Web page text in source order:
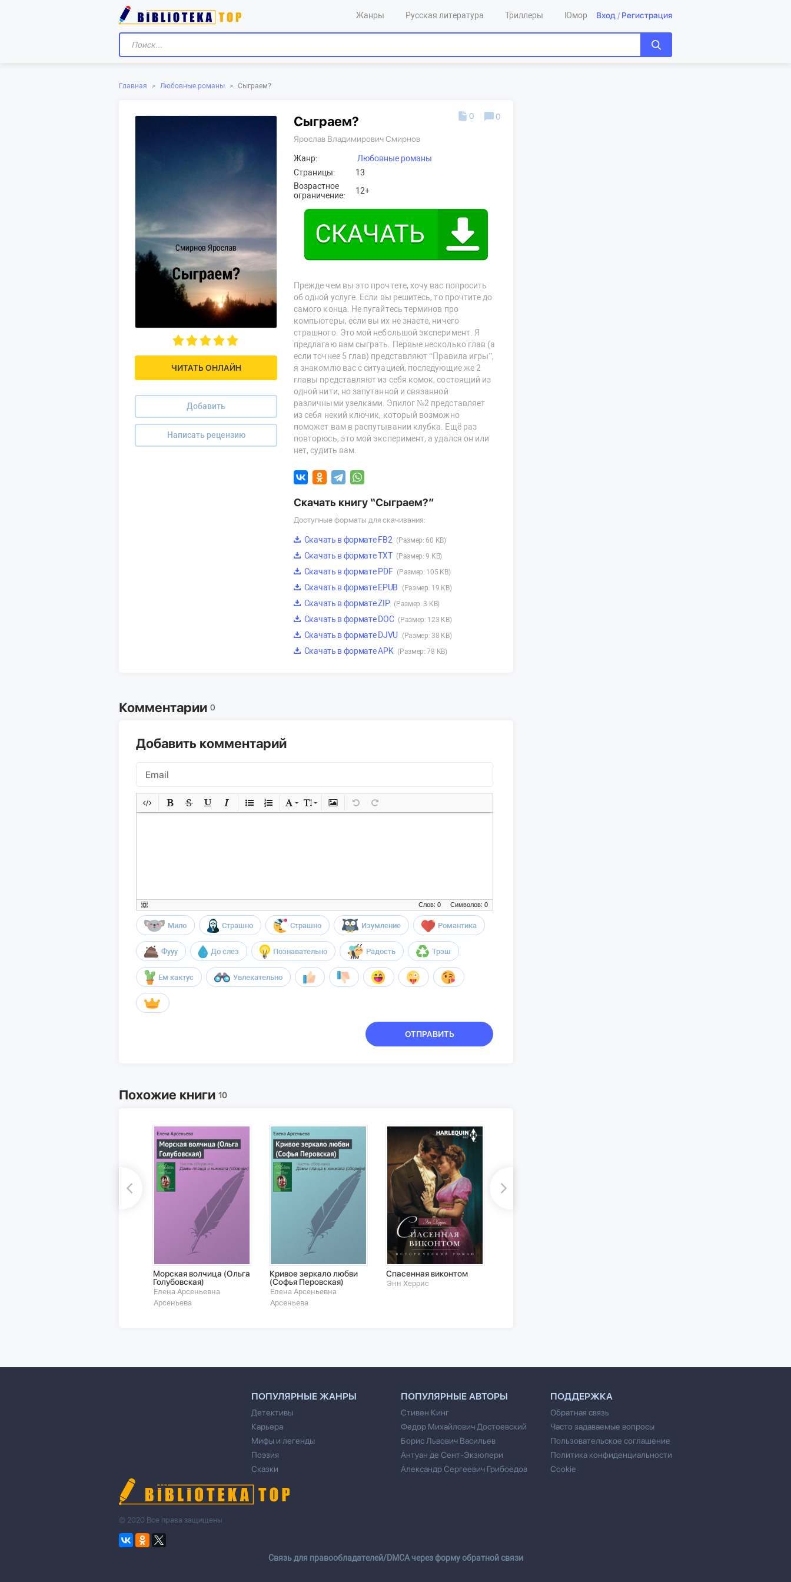
Жанры Русская литература Триллеры Юмор Вход / Регистрация
Главная > Любовные романы > Сыграем?
ЧИТАТЬ ОНЛАЙН
Добавить
Написать рецензию
Сыграем?
Ярослав Владимирович Смирнов
Жанр:
Любовные романы
Страницы:
13
Возрастное
ограничение:
12+
Прежде чем вы это прочтете, хочу вас попросить
об одной услуге. Если вы решитесь, то прочтите до
самого конца. Не пугайтесь терминов про
компьютеры, если вы их не знаете, ничего
страшного. Это мой небольшой эксперимент. Я
предлагаю вам сыграть. Первые несколько глав (а
если точнее 5 глав) представляют “Правила игры”,
я знакомлю вас с ситуацией, последующие же 2
главы представляют из себя комок, состоящий из
одной нити, но запутанной и связанной
различными узелками. Эпилог №2 представляет
из себя некий ключик, который возможно
поможет вам в распутывании клубка. Ещё раз
повторюсь, это мой эксперимент, а удался он или
нет, судить вам.
0 0
Скачать книгу “Сыграем?”
Доступные форматы для скачивания:
Скачать в формате FB2 (Размер: 60 KB)
Скачать в формате TXT (Размер: 9 KB)
Скачать в формате PDF (Размер: 105 KB)
Скачать в формате EPUB (Размер: 19 KB)
Скачать в формате ZIP (Размер: 3 KB)
Скачать в формате DOC (Размер: 123 KB)
Скачать в формате DJVU (Размер: 38 KB)
Скачать в формате APK (Размер: 78 KB)
Комментарии 0
Добавить комментарий
Символов: 0
Слов: 0
Мило Страшно Страшно Изумление Романтика
Фууу До слез Познавательно Радость Трэш
Ем кактус Увлекательно
ОТПРАВИТЬ
Похожие книги 10
Морская волчица (Ольга
Голубовская)
Елена Арсеньевна
Арсеньева
Кривое зеркало любви
(Софья Перовская)
Елена Арсеньевна
Арсеньева
Спасенная виконтом
Энн Херрис
ПОПУЛЯРНЫЕ ЖАНРЫ
Детективы
Карьера
Мифы и легенды
Поэзия
Сказки
ПОПУЛЯРНЫЕ АВТОРЫ
Стивен Кинг
Федор Михайлович Достоевский
Борис Львович Васильев
Антуан де Сент-Экзюпери
Александр Сергеевич Грибоедов
ПОДДЕРЖКА
Обратная связь
Часто задаваемые вопросы
Пользовательское соглашение
Политика конфиденциальности
Cookie
© 2020 Все права защищены
Cвязь для правообладателей/DMCA через форму обратной связи